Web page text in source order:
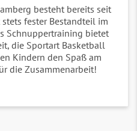
besteht bereits seit
fester Bestandteil im
Schnuppertraining bietet
die Sportart Basketball
Kindern den Spaß am
die Zusammenarbeit!